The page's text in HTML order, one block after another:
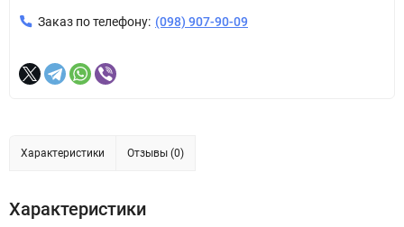
Заказ по телефону: (098) 907-90-09
Характеристики Отзывы (0)
Характеристики